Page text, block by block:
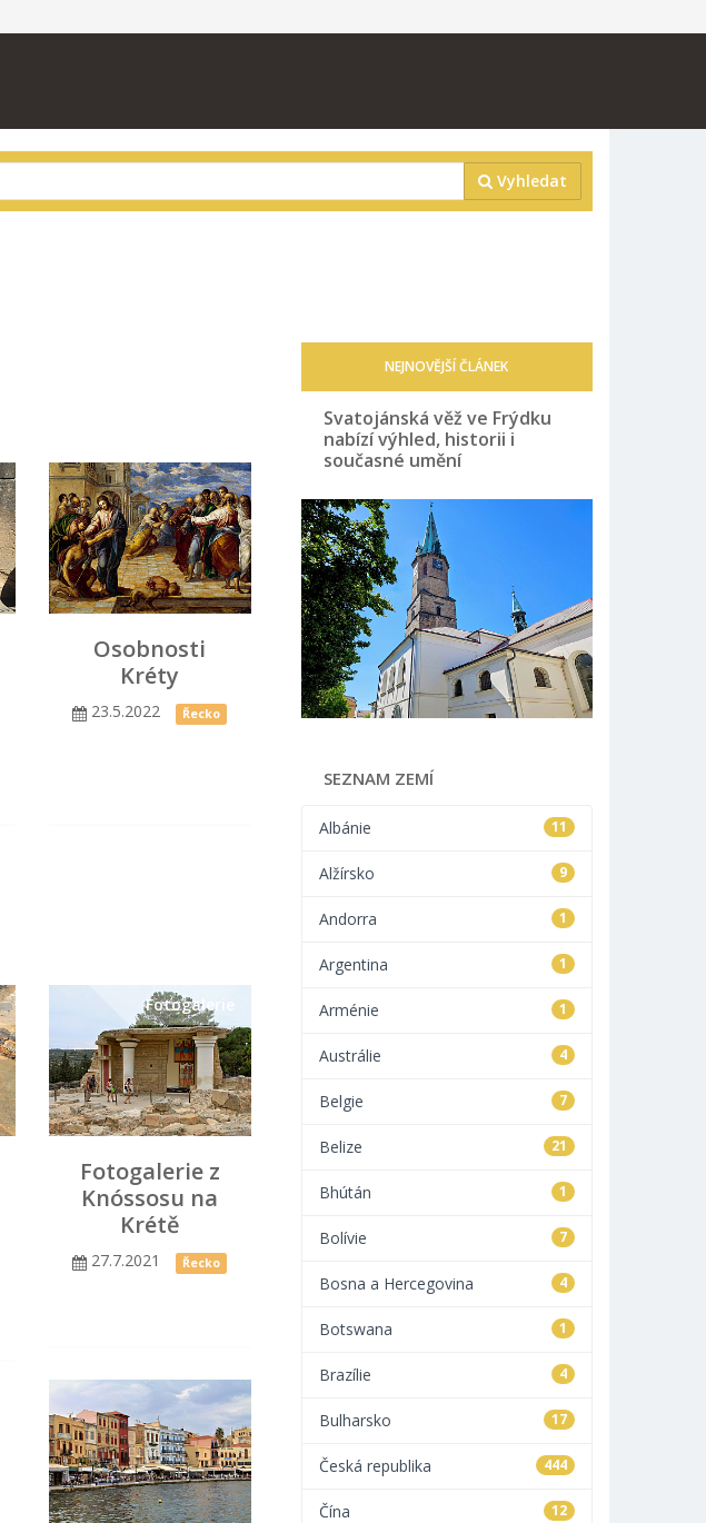
Vyhledat
Osobnosti
Kréty
23.5.2022 Řecko
Fotogalerie
Fotogalerie z
Knóssosu na
Krétě
27.7.2021 Řecko
NEJNOVĚJŠÍ ČLÁNEK
Svatojánská věž ve Frýdku
nabízí výhled, historii i
současné umění
SEZNAM ZEMÍ
11
Albánie
9
Alžírsko
1
Andorra
1
Argentina
1
Arménie
4
Austrálie
7
Belgie
21
Belize
1
Bhútán
7
Bolívie
4
Bosna a Hercegovina
1
Botswana
4
Brazílie
17
Bulharsko
444
Česká republika
12
Čína